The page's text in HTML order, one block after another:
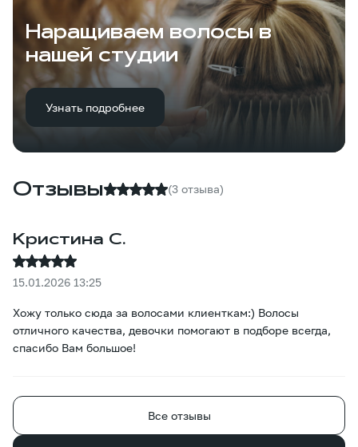
Наращиваем волосы в
нашей студии
Узнать подробнее
Отзывы (3 отзыва)
Кристина С.
15.01.2026 13:25
Хожу только сюда за волосами клиенткам:) Волосы
отличного качества, девочки помогают в подборе всегда,
спасибо Вам большое!
Все отзывы